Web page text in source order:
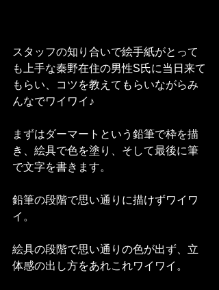
スタッフの知り合いで絵手紙がとって
も上手な秦野在住の男性S氏に当日来て
もらい、コツを教えてもらいながらみ
んなでワイワイ♪
まずはダーマートという鉛筆で枠を描
き、絵具で色を塗り、そして最後に筆
で文字を書きます。
鉛筆の段階で思い通りに描けずワイワ
イ。
絵具の段階で思い通りの色が出ず、立
体感の出し方をあれこれワイワイ。